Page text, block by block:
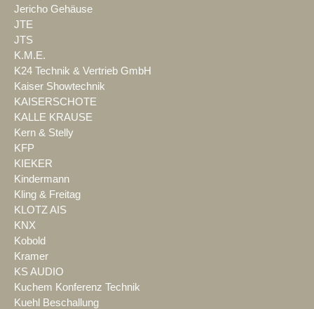
Jericho Gehäuse
JTE
JTS
K.M.E.
K24 Technik & Vertrieb GmbH
Kaiser Showtechnik
KAISERSCHOTE
KALLE KRAUSE
Kern & Stelly
KFP
KIEKER
Kindermann
Kling & Freitag
KLOTZ AIS
KNX
Kobold
Kramer
KS AUDIO
Kuchem Konferenz Technik
Kuehl Beschallung